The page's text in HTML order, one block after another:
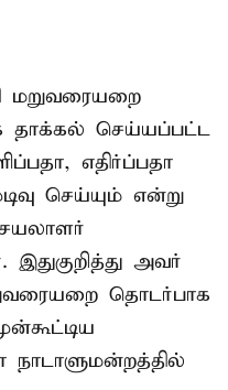
மறுவரையறை
தாக்கல் செய்யப்பட்ட
எதிர்ப்பதா
செய்யும் என்று
இதுகுறித்து அவர்
தொடர்பாக
நாடாளுமன்றத்தில்